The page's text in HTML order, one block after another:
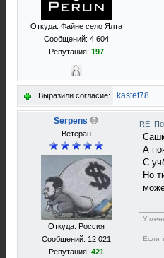
Откуда: Файне село Ялта
Сообщений: 4 604
Репутация: 197
Выразили согласие: kastet78
Serpens
Ветеран
Откуда: Россия
Сообщений: 12 021
Репутация: 421
RE:
А
С
Но
У
Если